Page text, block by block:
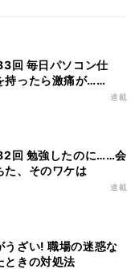
回 毎日パソコン仕
持ったら激痛が……
連載
回 勉強したのに……会
た、そのワケは
連載
うざい! 職場の迷惑な
ときの対処法